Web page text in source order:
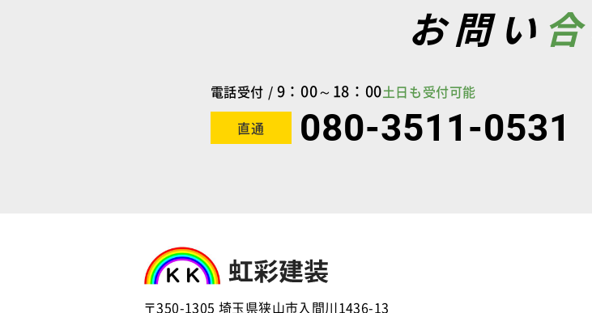
お問い 合
電話受付 / 9：00～18：00土日も受付可能
直通
080-3511-0531
〒350-1305 埼玉県狭山市入間川1436-13